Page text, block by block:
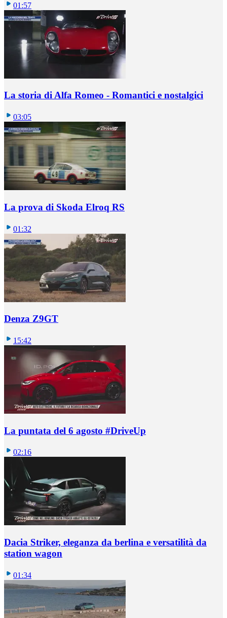
01:57
La storia di Alfa Romeo - Romantici e nostalgici
03:05
La prova di Skoda Elroq RS
01:32
Denza Z9GT
15:42
La puntata del 6 agosto #DriveUp
02:16
Dacia Striker, eleganza da berlina e versatilità da
station wagon
01:34